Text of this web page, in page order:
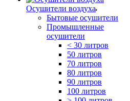
Осушители воздуха
Бытовые осушители
Промышленные
осушители
< 30 литров
50 литров
70 литров
80 литров
90 литров
100 литров